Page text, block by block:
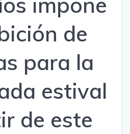
de
para la
estival
de este